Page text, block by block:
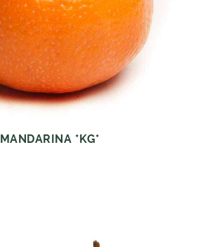
MANDARINA *KG*